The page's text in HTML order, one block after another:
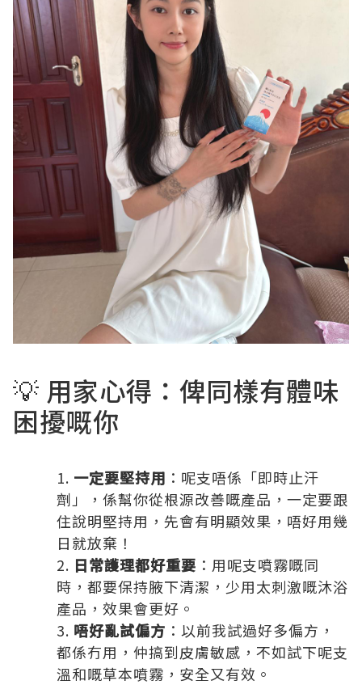
💡 用家心得：俾同樣有體味
困擾嘅你
一定要堅持用 ：呢支唔係「即時止汗
劑」，係幫你從根源改善嘅產品，一定要跟
住說明堅持用，先會有明顯效果，唔好用幾
日就放棄！
日常護理都好重要 ：用呢支噴霧嘅同
時，都要保持腋下清潔，少用太刺激嘅沐浴
產品，效果會更好。
唔好亂試偏方 ：以前我試過好多偏方，
都係冇用，仲搞到皮膚敏感，不如試下呢支
溫和嘅草本噴霧，安全又有效。